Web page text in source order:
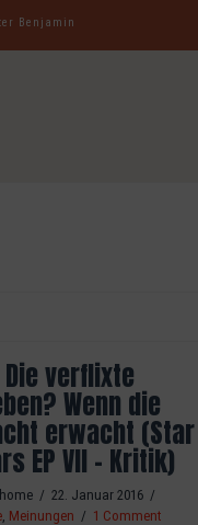
Benjamin
Die verflixte
Wenn die
erwacht (Star
EP VII – Kritik)
22. Januar 2016
Meinungen 1 Comment